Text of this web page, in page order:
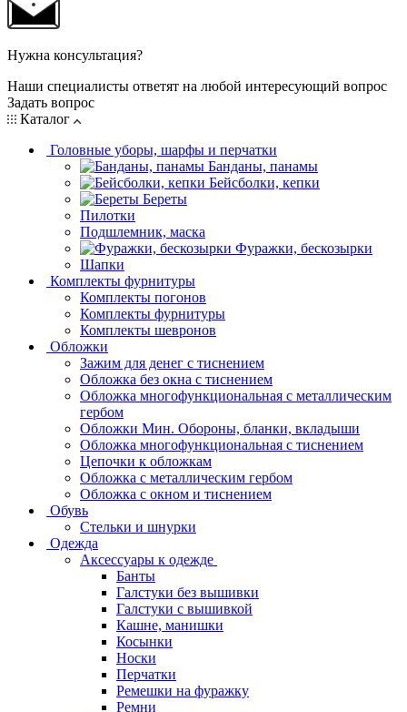
Нужна консультация?
Наши специалисты ответят на любой интересующий вопрос
Задать вопрос
Каталог
Головные уборы, шарфы и перчатки
Банданы, панамы
Бейсболки, кепки
Береты
Пилотки
Подшлемник, маска
Фуражки, бескозырки
Шапки
Комплекты фурнитуры
Комплекты погонов
Комплекты фурнитуры
Комплекты шевронов
Обложки
Зажим для денег с тиснением
Обложка без окна с тиснением
Обложка многофункциональная с металлическим
гербом
Обложки Мин. Обороны, бланки, вкладыши
Обложка многофункциональная с тиснением
Цепочки к обложкам
Обложка с металлическим гербом
Обложка с окном и тиснением
Обувь
Стельки и шнурки
Одежда
Аксессуары к одежде
Банты
Галстуки без вышивки
Галстуки с вышивкой
Кашне, манишки
Косынки
Носки
Перчатки
Ремешки на фуражку
Ремни